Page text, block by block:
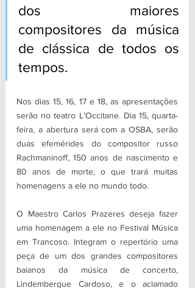
dos maiores
compositores da música
de clássica de todos os
tempos.
Nos dias 15, 16, 17 e 18, as apresentações
serão no teatro L’Occitane. Dia 15, quarta-
feira, a abertura será com a OSBA, serão
duas efemérides do compositor russo
Rachmaninoff, 150 anos de nascimento e
80 anos de morte, o que trará muitas
homenagens a ele no mundo todo.
O Maestro Carlos Prazeres deseja fazer
uma homenagem a ele no Festival Música
em Trancoso. Integram o repertório uma
peça de um dos grandes compositores
baianos da música de concerto,
Lindembergue Cardoso, e o aclamado